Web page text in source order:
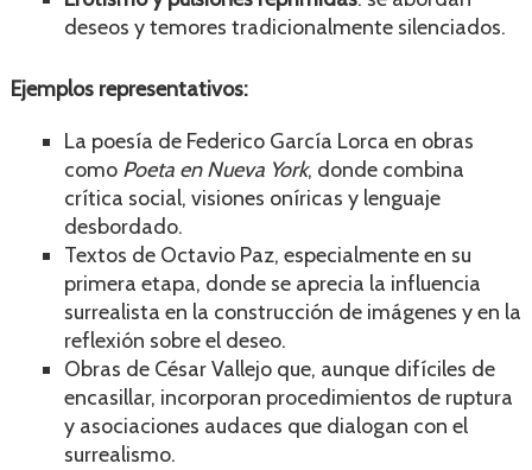
deseos y temores tradicionalmente silenciados.
Ejemplos representativos:
La poesía de Federico García Lorca en obras
como Poeta en Nueva York, donde combina
crítica social, visiones oníricas y lenguaje
desbordado.
Textos de Octavio Paz, especialmente en su
primera etapa, donde se aprecia la influencia
surrealista en la construcción de imágenes y en la
reflexión sobre el deseo.
Obras de César Vallejo que, aunque difíciles de
encasillar, incorporan procedimientos de ruptura
y asociaciones audaces que dialogan con el
surrealismo.